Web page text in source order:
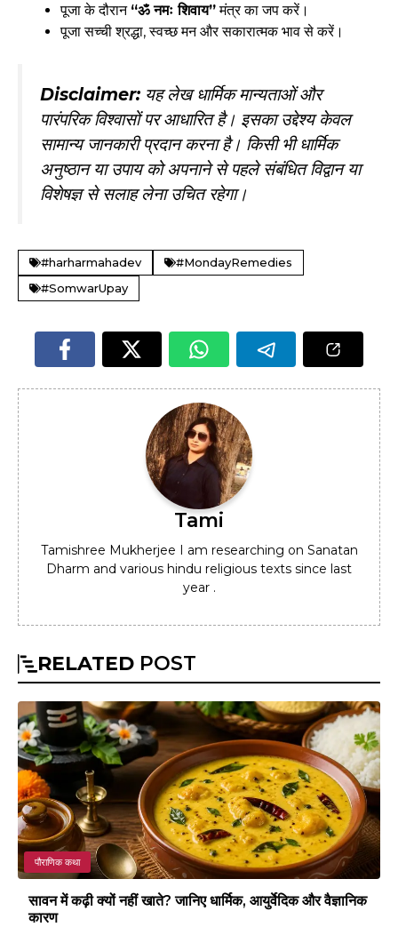
पूजा के दौरान “ॐ नमः शिवाय”मंत्र का जप करें।
पूजा सच्ची श्रद्धा, स्वच्छ मन और सकारात्मक भाव से करें।
Disclaimer: यह लेख धार्मिक मान्यताओं और
पारंपरिक विश्वासों पर आधारित है। इसका उद्देश्य केवल
सामान्य जानकारी प्रदान करना है। किसी भी धार्मिक
अनुष्ठान या उपाय को अपनाने से पहले संबंधित विद्वान या
विशेषज्ञ से सलाह लेना उचित रहेगा।
#harharmahadev
#MondayRemedies
#SomwarUpay
Tami
Tamishree Mukherjee I am researching on Sanatan
Dharm and various hindu religious texts since last
year .
RELATED POST
पौराणिक कथा
सावन में कढ़ी क्यों नहीं खाते? जानिए धार्मिक, आयुर्वेदिक और वैज्ञानिक
कारण